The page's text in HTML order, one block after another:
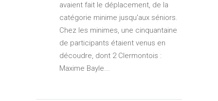
avaient fait le déplacement, de la
catégorie minime jusqu'aux séniors.
Chez les minimes, une cinquantaine
de participants étaient venus en
découdre, dont 2 Clermontois :
Maxime Bayle...